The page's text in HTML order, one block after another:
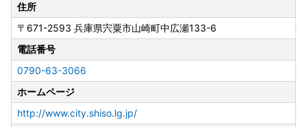
住所
〒671-2593 兵庫県宍粟市山崎町中広瀬133-6
電話番号
0790-63-3066
ホームページ
http://www.city.shiso.lg.jp/